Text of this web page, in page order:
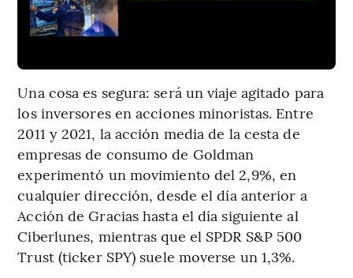
Una cosa es segura: será un viaje agitado para
los inversores en acciones minoristas. Entre
2011 y 2021, la acción media de la cesta de
empresas de consumo de Goldman
experimentó un movimiento del 2,9%, en
cualquier dirección, desde el día anterior a
Acción de Gracias hasta el día siguiente al
Ciberlunes, mientras que el SPDR S&P 500
Trust (ticker SPY) suele moverse un 1,3%.